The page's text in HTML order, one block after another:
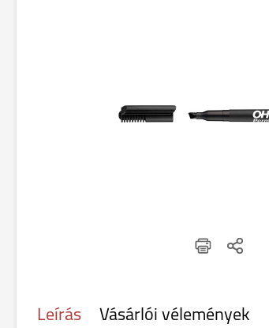
Leírás Vásárlói vélemények